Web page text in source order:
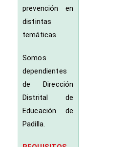
prevención en
distintas
temáticas.
Somos
dependientes
de Dirección
Distrital de
Educación de
Padilla.